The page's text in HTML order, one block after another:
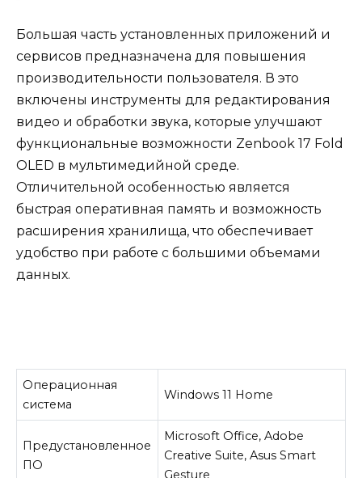
Большая часть установленных приложений и
сервисов предназначена для повышения
производительности пользователя. В это
включены инструменты для редактирования
видео и обработки звука, которые улучшают
функциональные возможности Zenbook 17 Fold
OLED в мультимедийной среде.
Отличительной особенностью является
быстрая оперативная память и возможность
расширения хранилища, что обеспечивает
удобство при работе с большими объемами
данных.
Операционная
система
Windows 11 Home
Предустановленное
ПО
Microsoft Office, Adobe
Creative Suite, Asus Smart
Gesture